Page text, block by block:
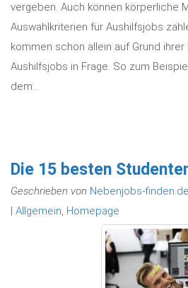
vergeben. Auch können körperliche
Auswahlkriterien für Aushilfsjobs
kommen schon allein auf Grund
Aushilfsjobs in Frage. So zum
dem…
Die 15 besten
Geschrieben von Nebenjobs-finden.de
| Allgemein, Homepage